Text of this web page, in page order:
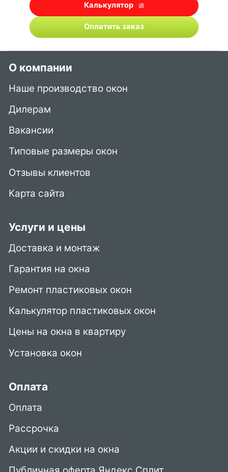
Калькулятор
Оплатить заказ
О компании
Наше производство окон
Дилерам
Вакансии
Типовые размеры окон
Отзывы клиентов
Карта сайта
Услуги и цены
Доставка и монтаж
Гарантия на окна
Ремонт пластиковых окон
Калькулятор пластиковых окон
Цены на окна в квартиру
Установка окон
Оплата
Оплата
Рассрочка
Акции и скидки на окна